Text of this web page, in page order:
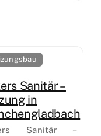
Sanitär –
in
Sanitär –